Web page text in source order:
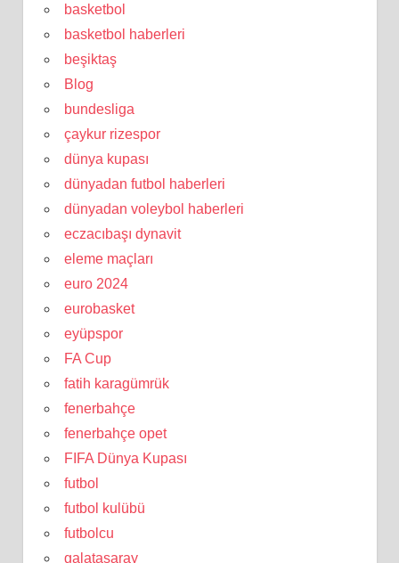
basketbol
basketbol haberleri
beşiktaş
Blog
bundesliga
çaykur rizespor
dünya kupası
dünyadan futbol haberleri
dünyadan voleybol haberleri
eczacıbaşı dynavit
eleme maçları
euro 2024
eurobasket
eyüpspor
FA Cup
fatih karagümrük
fenerbahçe
fenerbahçe opet
FIFA Dünya Kupası
futbol
futbol kulübü
futbolcu
galatasaray